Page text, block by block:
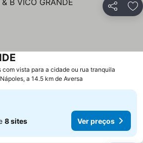
Partilhar
com vista para a cidade ou rua tranquila
Nápoles, a 14.5 km de Aversa
8 sites Ver preços